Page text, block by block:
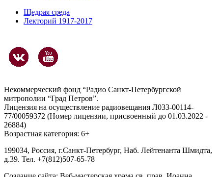
Щедрая среда
Лекторий 1917-2017
Некоммерческий фонд “Радио Санкт-Петербургской
митрополии “Град Петров”.
Лицензия на осуществление радиовещания Л033-00114-
77/00059372 (Номер лицензии, присвоенный до 01.03.2022 -
26884)
Возрастная категория: 6+
199034, Россия, г.Санкт-Петербург, Наб. Лейтенанта Шмидта,
д.39. Тел. +7(812)507-65-78